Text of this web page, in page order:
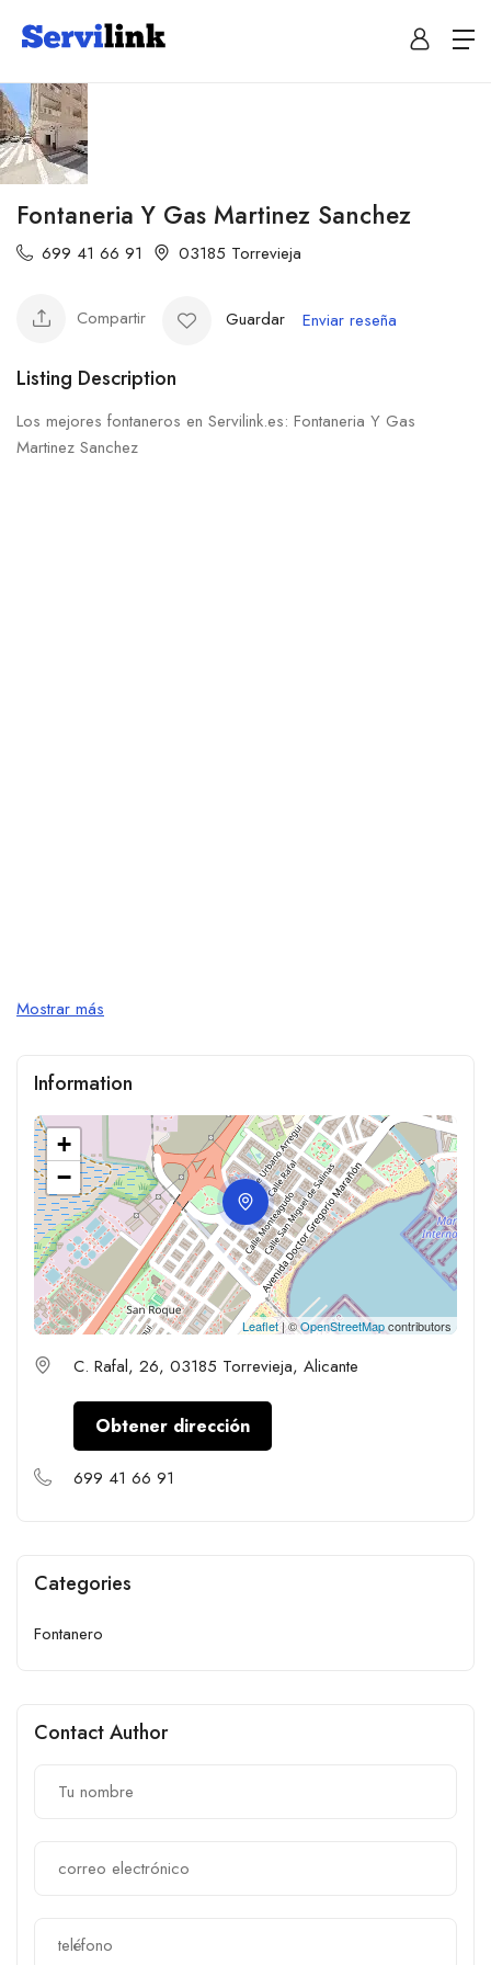
Fontaneria Y Gas Martinez Sanchez
699 41 66 91 03185 Torrevieja
Compartir Guardar Enviar reseña
Listing Description
Los mejores fontaneros en Servilink.es: Fontaneria Y Gas
Martinez Sanchez
Mostrar más
Information
+
−
Leaflet| ©OpenStreetMapcontributors
C. Rafal, 26, 03185 Torrevieja, Alicante
Obtener dirección
699 41 66 91
Categories
Fontanero
Contact Author